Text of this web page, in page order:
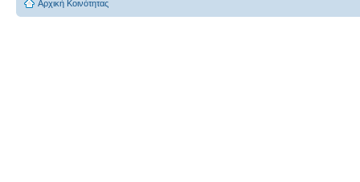
Αρχική Κοινότητας